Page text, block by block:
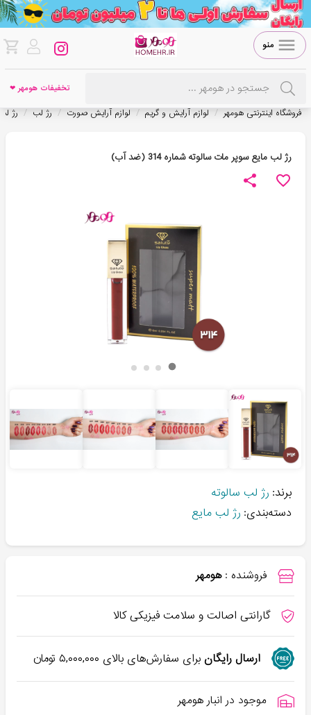
منو
تخفیفات هومهر ❤
فروشگاه اینترنتی هومهر / لوازم آرایش و گریم / لوازم آرایش صورت / رژ لب / رژ
رژ لب مایع سوپر مات سالوته شماره 314 (ضد آب)
برند: رژ لب سالوته
دسته‌بندی: رژ لب مایع
فروشنده : هومهر
گارانتی اصالت و سلامت فیزیکی کالا
ارسال رایگانبرای سفارش‌های بالای ۵,۰۰۰,۰۰۰تومان
موجود در انبار هومهر